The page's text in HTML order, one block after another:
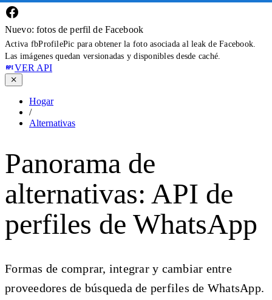
Nuevo: fotos de perfil de Facebook
Activa fbProfilePic para obtener la foto asociada al leak de Facebook.
Las imágenes quedan versionadas y disponibles desde caché.
VER API
Hogar
/
Alternativas
Panorama de
alternativas: API de
perfiles de WhatsApp
Formas de comprar, integrar y cambiar entre
proveedores de búsqueda de perfiles de WhatsApp.